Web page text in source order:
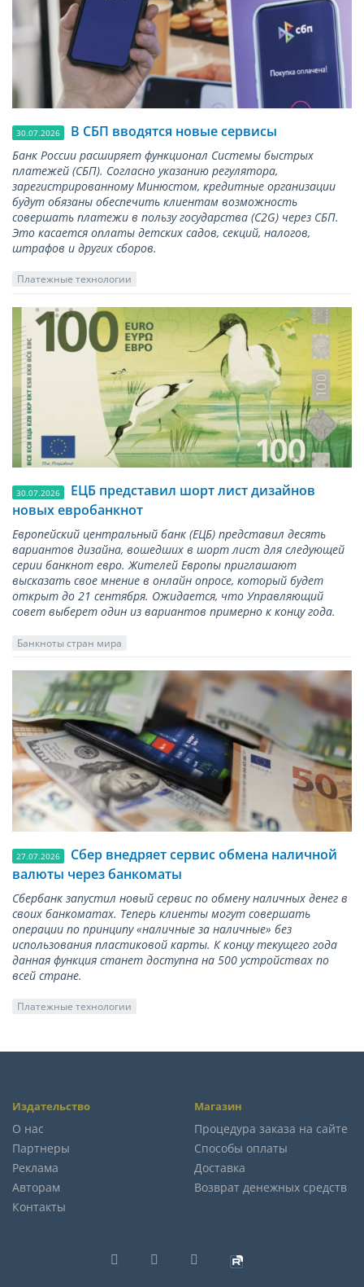
30.07.2026 В СБП вводятся новые сервисы
Банк России расширяет функционал Системы быстрых
платежей (СБП). Согласно указанию регулятора,
зарегистрированному Минюстом, кредитные организации
будут обязаны обеспечить клиентам возможность
совершать платежи в пользу государства (С2G) через СБП.
Это касается оплаты детских садов, секций, налогов,
штрафов и других сборов.
Платежные технологии
30.07.2026
ЕЦБ представил шорт лист дизайнов
новых евробанкнот
Европейский центральный банк (ЕЦБ) представил десять
вариантов дизайна, вошедших в шорт лист для следующей
серии банкнот евро. Жителей Европы приглашают
высказать свое мнение в онлайн опросе, который будет
открыт до 21 сентября. Ожидается, что Управляющий
совет выберет один из вариантов примерно к концу года.
Банкноты стран мира
27.07.2026
Сбер внедряет сервис обмена наличной
валюты через банкоматы
Сбербанк запустил новый сервис по обмену наличных денег в
своих банкоматах. Теперь клиенты могут совершать
операции по принципу «наличные за наличные» без
использования пластиковой карты. К концу текущего года
данная функция станет доступна на 500 устройствах по
всей стране.
Платежные технологии
Издательство
О нас
Партнеры
Реклама
Авторам
Контакты
Магазин
Процедура заказа на сайте
Способы оплаты
Доставка
Возврат денежных средств